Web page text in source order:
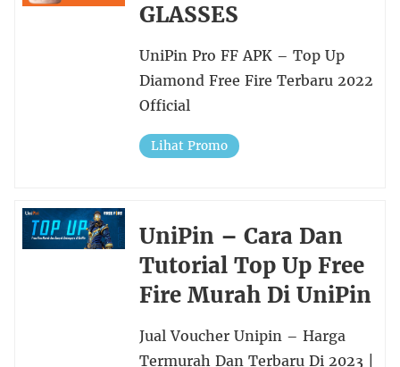
GLASSES
UniPin Pro FF APK – Top Up
Diamond Free Fire Terbaru 2022
Official
Lihat Promo
UniPin – Cara Dan
Tutorial Top Up Free
Fire Murah Di UniPin
Jual Voucher Unipin – Harga
Termurah Dan Terbaru Di 2023 |